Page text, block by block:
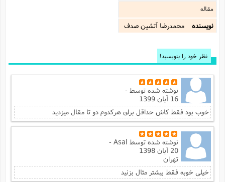
مقاله
نویسنده
محمدرضا آتشين صدف
نظر خود را بنویسید!
نوشته شده توسط-
16 آبان 1399
خوب بود فقط کاش حداقل برای هرکدوم دو تا مقال میزدید
نوشته شده توسطAsal -
20 آبان 1398
تهران
خیلی خوبه فقط بیشتر مثال بزنید